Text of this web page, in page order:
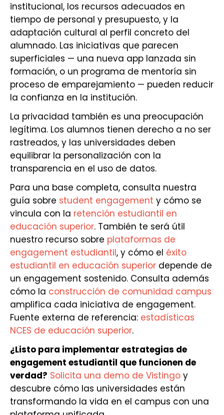
institucional, los recursos adecuados en
tiempo de personal y presupuesto, y la
adaptación cultural al perfil concreto del
alumnado. Las iniciativas que parecen
superficiales — una nueva app lanzada sin
formación, o un programa de mentoría sin
proceso de emparejamiento — pueden reducir
la confianza en la institución.
La privacidad también es una preocupación
legítima. Los alumnos tienen derecho a no ser
rastreados, y las universidades deben
equilibrar la personalización con la
transparencia en el uso de datos.
Para una base completa, consulta nuestra
guía sobre student engagement y cómo se
vincula con la retención estudiantil en
educación superior. También te será útil
nuestro recurso sobre plataformas de
engagement estudiantil, y cómo el éxito
estudiantil en educación superior depende de
un engagement sostenido. Consulta además
cómo la construcción de comunidad campus
amplifica cada iniciativa de engagement.
Fuente externa de referencia: estadísticas
NCES de educación superior.
¿Listo para implementar estrategias de
engagement estudiantil que funcionen de
verdad? Solicita una demo de Vistingo y
descubre cómo las universidades están
transformando la vida en el campus con una